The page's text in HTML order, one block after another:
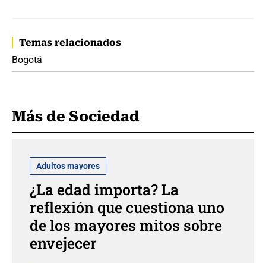
Temas relacionados
Bogotá
Más de Sociedad
Adultos mayores
¿La edad importa? La
reflexión que cuestiona uno
de los mayores mitos sobre
envejecer